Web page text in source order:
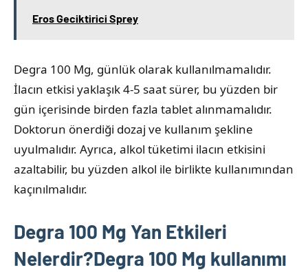
Eros Geciktirici Sprey
Degra 100 Mg, günlük olarak kullanılmamalıdır.
İlacın etkisi yaklaşık 4-5 saat sürer, bu yüzden bir
gün içerisinde birden fazla tablet alınmamalıdır.
Doktorun önerdiği dozaj ve kullanım şekline
uyulmalıdır. Ayrıca, alkol tüketimi ilacın etkisini
azaltabilir, bu yüzden alkol ile birlikte kullanımından
kaçınılmalıdır.
Degra 100 Mg Yan Etkileri
Nelerdir?Degra 100 Mg kullanımı